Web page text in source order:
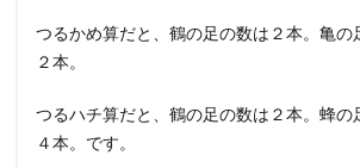
つるかめ算だと、鶴の足の数は２本。亀の
２本。
つるハチ算だと、鶴の足の数は２本。蜂の
４本。です。